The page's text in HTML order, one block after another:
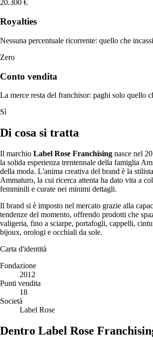
20.300 €
Royalties
Nessuna percentuale ricorrente: quello che
Zero
Conto vendita
La merce resta del franchisor: paghi solo quello
Sì
Di cosa si tratta
Il marchio Label Rose Franchising nasce nel
la solida esperienza trentennale della famiglia
della moda. L'anima creativa del brand è la
Ammaturo, la cui ricerca attenta ha dato vita a
femminili e curate nei minimi dettagli.
Il brand si è imposto nel mercato grazie alla
tendenze del momento, offrendo prodotti che
valigeria, fino a sciarpe, portafogli, cappelli,
bijoux, orologi e occhiali da sole.
Carta d'identità
Fondazione
2012
Punti vendita
18
Società
Label Rose
Dentro Label Rose